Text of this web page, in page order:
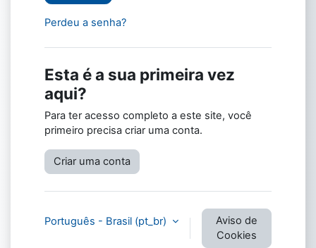
Perdeu a senha?
Esta é a sua primeira vez
aqui?
Para ter acesso completo a este site, você
primeiro precisa criar uma conta.
Criar uma conta
Português - Brasil ‎(pt_br)‎
Aviso de
Cookies